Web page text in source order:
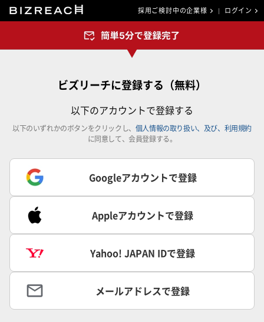
採用ご検討中の企業様 ログイン
ビズリーチに登録する（無料）
以下のアカウントで登録する
以下のいずれかのボタンをクリックし、 個人情報の取り扱い、及び、利用規約
に同意して、会員登録する。
Googleアカウントで登録
Appleアカウントで登録
Yahoo! JAPAN IDで登録
メールアドレスで登録